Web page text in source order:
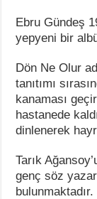
Ebru Gündeş
yepyeni bir
Dön Ne Olur
tanıtımı
kanaması
hastanede
dinlenerek
Tarık
genç söz
bulunmaktadır.